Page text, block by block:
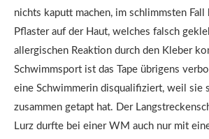
nichts kaputt machen, im schlimmsten Fall
Pflaster auf der Haut, welches falsch
allergischen Reaktion durch den Kleber
Schwimmsport ist das Tape übrigens
eine Schwimmerin disqualifiziert, weil sie
zusammen getapt hat. Der
Lurz durfte bei einer WM auch nur mit